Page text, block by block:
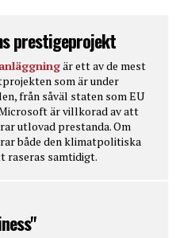
prestigeprojekt
är ett av de mest
som är under
från såväl staten som EU
är villkorad av att
utlovad prestanda. Om
både den klimatpolitiska
raseras samtidigt.